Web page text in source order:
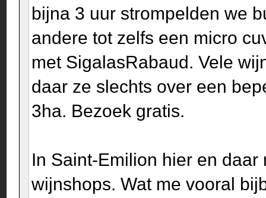
bijna 3 uur strompelden we
andere tot zelfs een micro
met SigalasRabaud. Vele
daar ze slechts over een
3ha. Bezoek gratis.
In Saint-Emilion hier en
wijnshops. Wat me vooral